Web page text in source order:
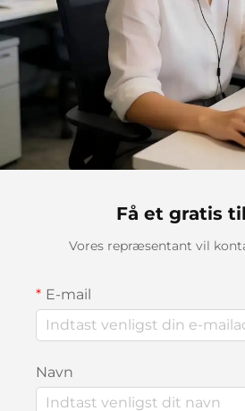
Få et gratis
Vores repræsentant vil
E-mail
Navn